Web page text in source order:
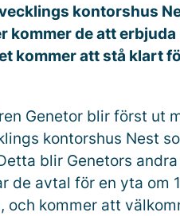
kontorshus
kommer de att
kommer att stå klart
Genetor blir först ut
kontorshus Nest
blir Genetors
de avtal för en yta om
kommer att